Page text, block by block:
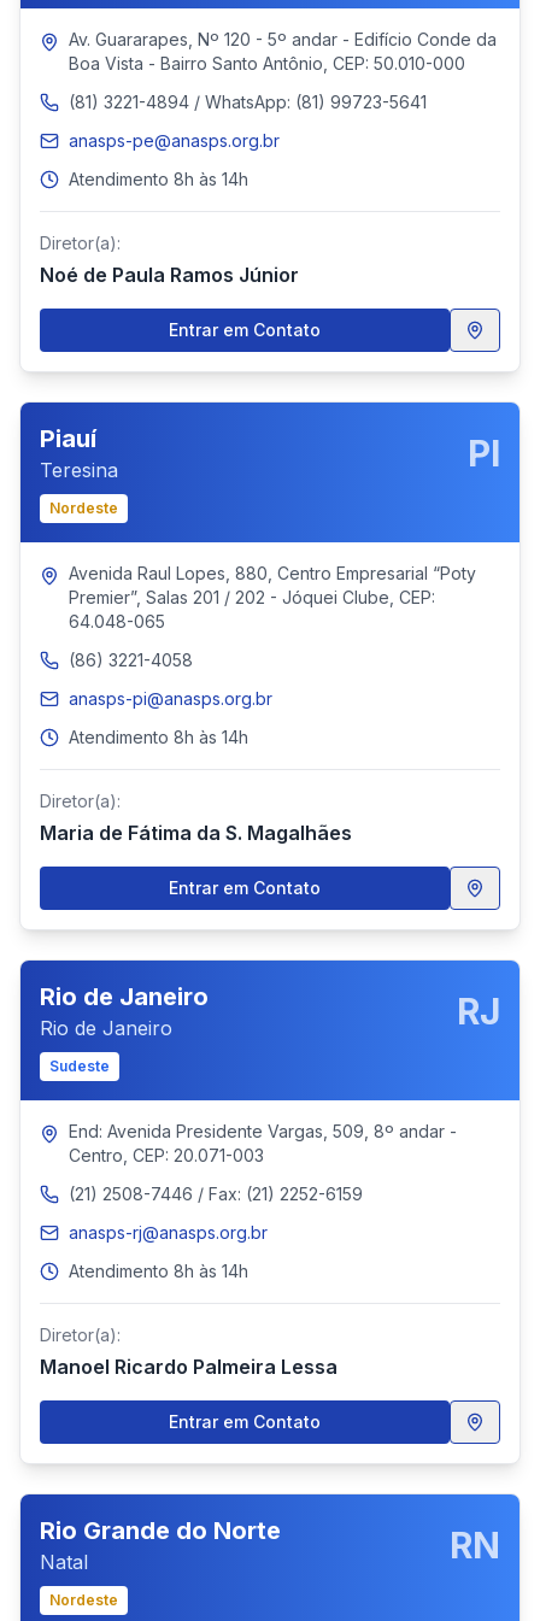
Av. Guararapes, Nº 120 - 5º andar - Edifício Conde da
Boa Vista - Bairro Santo Antônio, CEP: 50.010-000
(81) 3221-4894 / WhatsApp: (81) 99723-5641
anasps-pe@anasps.org.br
Atendimento 8h às 14h
Diretor(a):
Noé de Paula Ramos Júnior
Entrar em Contato
Piauí
Teresina PI
Nordeste
Avenida Raul Lopes, 880, Centro Empresarial “Poty
Premier”, Salas 201 / 202 - Jóquei Clube, CEP:
64.048-065
(86) 3221-4058
anasps-pi@anasps.org.br
Atendimento 8h às 14h
Diretor(a):
Maria de Fátima da S. Magalhães
Entrar em Contato
Rio de Janeiro
Rio de Janeiro RJ
Sudeste
End: Avenida Presidente Vargas, 509, 8º andar -
Centro, CEP: 20.071-003
(21) 2508-7446 / Fax: (21) 2252-6159
anasps-rj@anasps.org.br
Atendimento 8h às 14h
Diretor(a):
Manoel Ricardo Palmeira Lessa
Entrar em Contato
Rio Grande do Norte
Natal RN
Nordeste